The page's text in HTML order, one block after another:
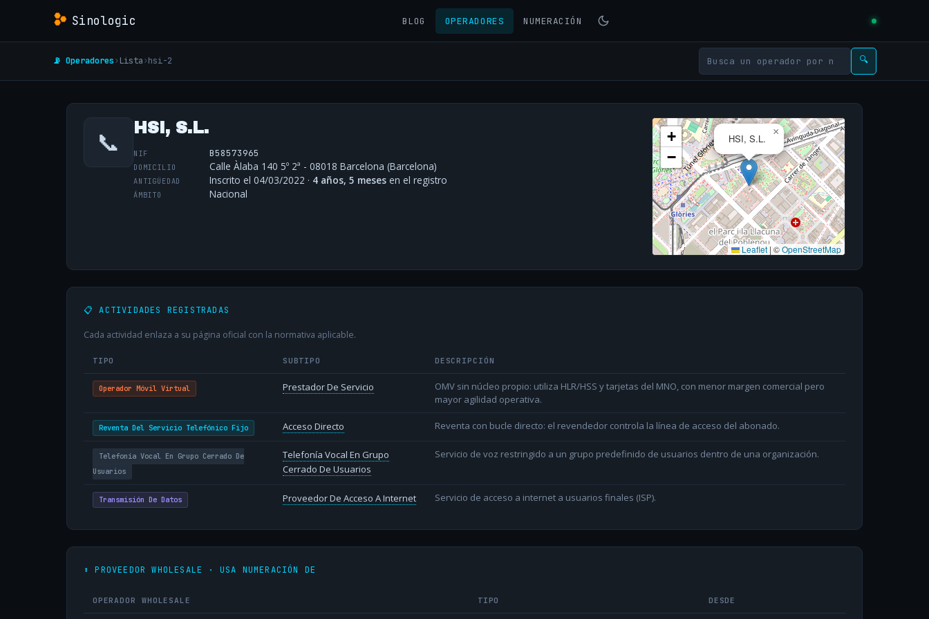
Sinologic BLOG OPERADORES NUMERACIÓN
📡 Operadores› Lista›hsi-2 🔍
📞 HSI, S.L.
NIF B58573965
DOMICILIO Calle Àlaba 140 5º 2ª - 08018 Barcelona (Barcelona)
ANTIGÜEDAD Inscrito el 04/03/2022 · 4 años, 5 meses en el registro
ÁMBITO Nacional
HSI, S.L.
×
+
−
Leaflet | ©OpenStreetMap
📋 ACTIVIDADES REGISTRADAS
Cada actividad enlaza a su página oficial con la normativa aplicable.
TIPO SUBTIPO DESCRIPCIÓN
Operador Móvil Virtual Prestador De Servicio
OMV sin núcleo propio: utiliza HLR/HSS y tarjetas del MNO, con menor margen comercial pero
mayor agilidad operativa.
Reventa Del Servicio Telefónico Fijo Acceso Directo Reventa con bucle directo: el revendedor controla la línea de acceso del abonado.
Telefonía Vocal En Grupo Cerrado De
Usuarios
Telefonía Vocal En Grupo
Cerrado De Usuarios
Servicio de voz restringido a un grupo predefinido de usuarios dentro de una organización.
Transmisión De Datos Proveedor De Acceso A Internet Servicio de acceso a internet a usuarios finales (ISP).
⬆️ PROVEEDOR WHOLESALE · USA NUMERACIÓN DE
OPERADOR WHOLESALE TIPO DESDE